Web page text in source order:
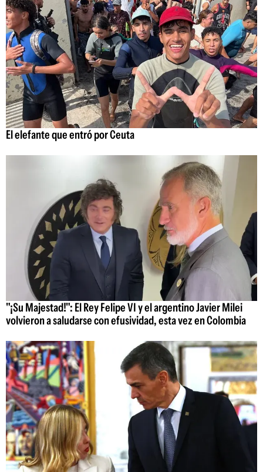
El elefante que entró por Ceuta
"¡Su Majestad!": El Rey Felipe VI y el argentino Javier Milei
volvieron a saludarse con efusividad, esta vez en Colombia